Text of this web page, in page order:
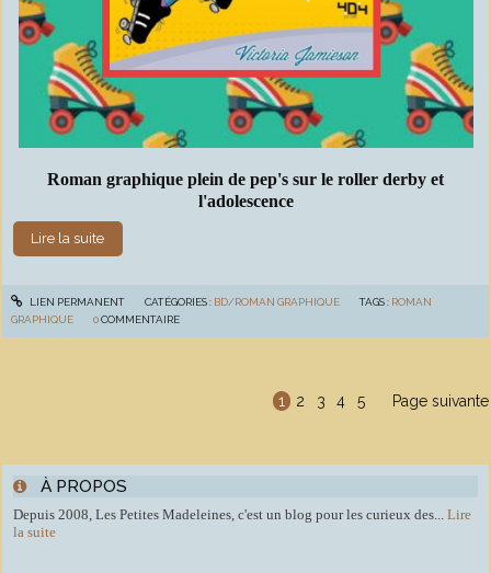
À PROPOS
Depuis 2008, Les Petites Madeleines, c'est un blog pour les curieux des...
Lire
la suite
Roman graphique plein de pep's sur le roller derby et
l'adolescence
Lire la suite
LIEN PERMANENT CATÉGORIES : BD/ROMAN GRAPHIQUE TAGS : ROMAN
GRAPHIQUE
0 COMMENTAIRE
1 2 3 4 5 Page suivante